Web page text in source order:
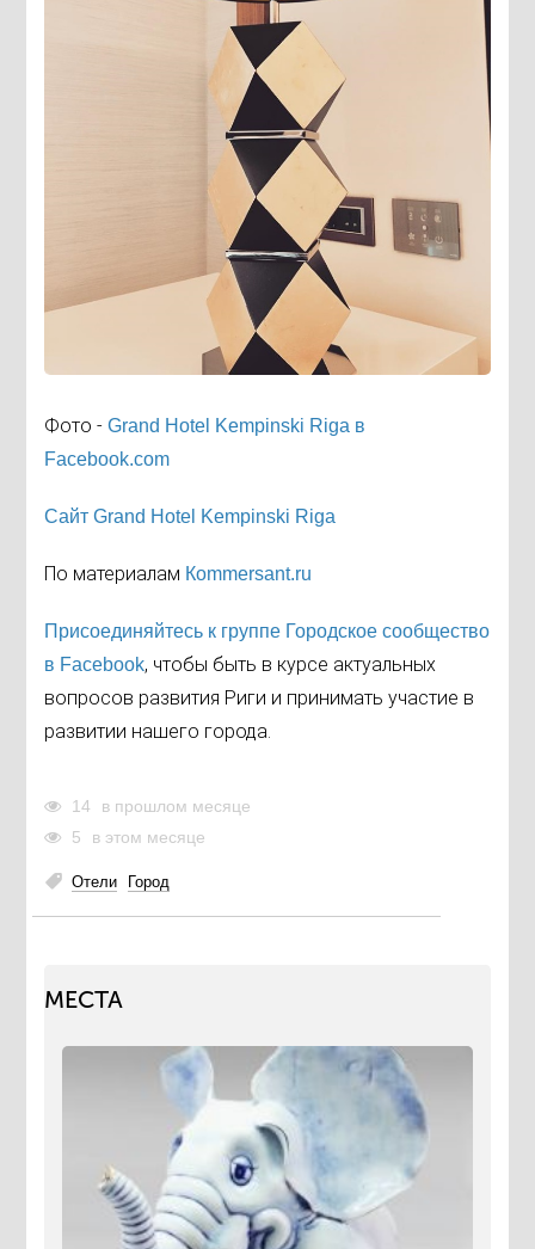
Фото -Grand Hotel Kempinski Riga в
Facebook.com
Сайт Grand Hotel Kempinski Riga
По материалам Кommersant.ru
Присоединяйтесь к группе Городское сообщество
в Facebook, чтобы быть в курсе актуальных
вопросов развития Риги и принимать участие в
развитии нашего города.
14
в прошлом месяце
5
в этом месяце
Отели Город
МЕСТА